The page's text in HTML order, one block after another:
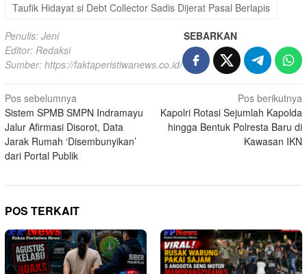
Taufik Hidayat si Debt Collector Sadis Dijerat Pasal Berlapis
Penulis: Jeni
Editor: Redaksi
Sumber: https://faktaperistiwanews.co.id/
SEBARKAN
Navigasi
pos
Pos sebelumnya
Sistem SPMB SMPN Indramayu
Jalur Afirmasi Disorot, Data
Jarak Rumah ‘Disembunyikan’
dari Portal Publik
Pos berikutnya
Kapolri Rotasi Sejumlah Kapolda
hingga Bentuk Polresta Baru di
Kawasan IKN
POS TERKAIT